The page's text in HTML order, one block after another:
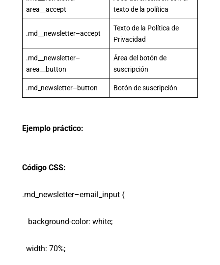
area__accept
texto de la política
.md__newsletter–accept
Texto de la Política de
Privacidad
.md__newsletter–
area__button
Área del botón de
suscripción
.md_newsletter–button Botón de suscripción
Ejemplo práctico:
Código CSS:
.md_newsletter–email_input {
background-color: white;
width: 70%;